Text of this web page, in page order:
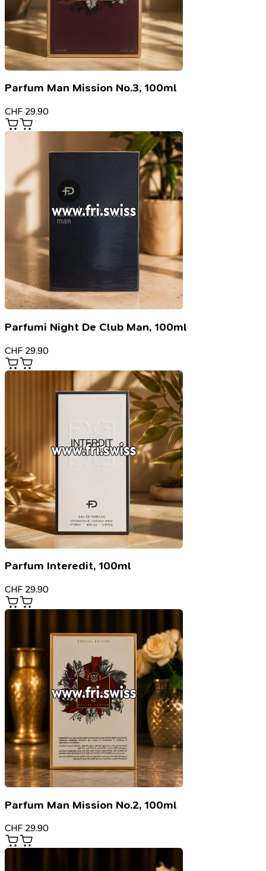
Parfum Man Mission No.3, 100ml
CHF 29.90
Parfumi Night De Club Man, 100ml
CHF 29.90
Parfum Interedit, 100ml
CHF 29.90
Parfum Man Mission No.2, 100ml
CHF 29.90